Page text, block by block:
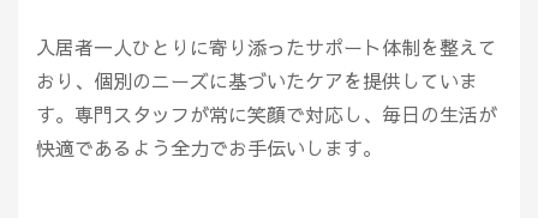
入居者一人ひとりに寄り添ったサポート体制を整えて
おり、個別のニーズに基づいたケアを提供していま
す。専門スタッフが常に笑顔で対応し、毎日の生活が
快適であるよう全力でお手伝いします。